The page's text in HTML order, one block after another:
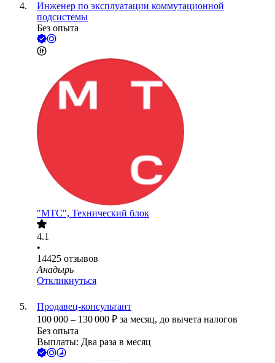
Инженер по эксплуатации коммутационной
подсистемы
Без опыта
"МТС", Технический блок
4.1
•
14425 отзывов
Анадырь
Откликнуться
Продавец-консультант
100 000 – 130 000 ₽ за месяц, до вычета налогов
Без опыта
Выплаты: Два раза в месяц